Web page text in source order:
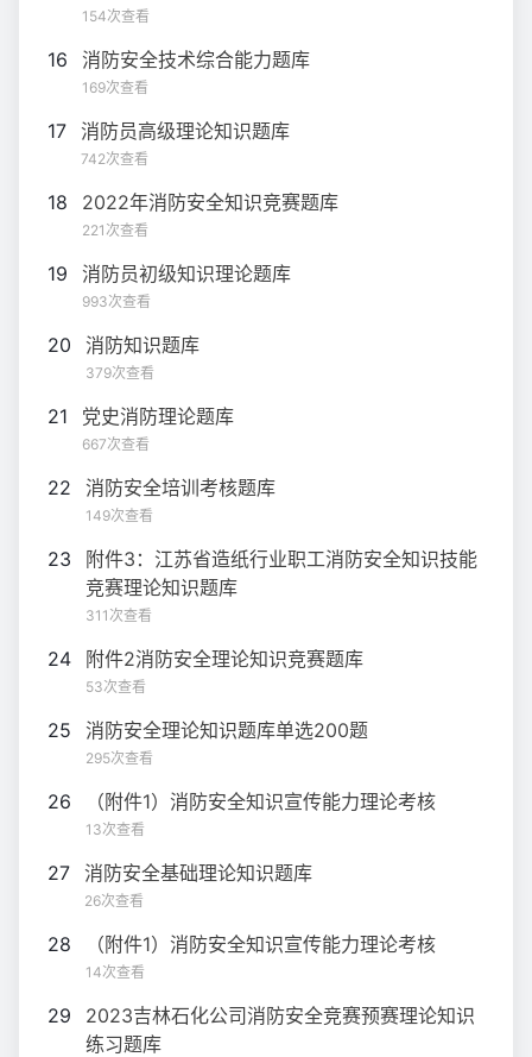
154次查看
16 消防安全技术综合能力题库
169次查看
17 消防员高级理论知识题库
742次查看
18 2022年消防安全知识竞赛题库
221次查看
19 消防员初级知识理论题库
993次查看
20 消防知识题库
379次查看
21 党史消防理论题库
667次查看
22 消防安全培训考核题库
149次查看
23
附件3：江苏省造纸行业职工消防安全知识技能
竞赛理论知识题库
311次查看
24 附件2消防安全理论知识竞赛题库
53次查看
25 消防安全理论知识题库单选200题
295次查看
26 （附件1）消防安全知识宣传能力理论考核
13次查看
27 消防安全基础理论知识题库
26次查看
28 （附件1）消防安全知识宣传能力理论考核
14次查看
29
2023吉林石化公司消防安全竞赛预赛理论知识
练习题库